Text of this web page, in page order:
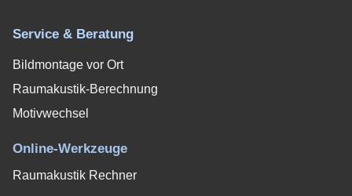
Service & Beratung
Bildmontage vor Ort
Raumakustik-Berechnung
Motivwechsel
Online-Werkzeuge
Raumakustik Rechner